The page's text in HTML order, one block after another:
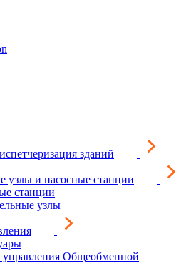
зданий
узлы и насосные станции
станции
узлы
Общеобменной